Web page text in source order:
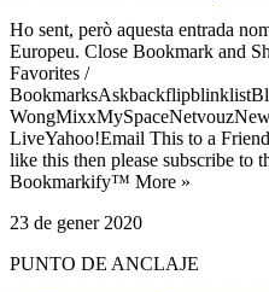
Ho sent, però aquesta entrada
Europeu. Close Bookmark and
Favorites /
LiveYahoo!Email This to a
like this then please subscribe to
Bookmarkify™ More »
23 de gener 2020
PUNTO DE ANCLAJE